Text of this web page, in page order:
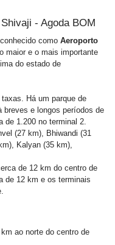
- Agoda BOM
, conhecido como Aeroporto
o maior e o mais importante
do estado de
Há um parque de
breves e longos períodos de
de 1.200 no terminal 2.
(27 km), Bhiwandi (31
Kalyan (35 km),
de 12 km do centro de
de 12 km e os terminais
ao norte do centro de